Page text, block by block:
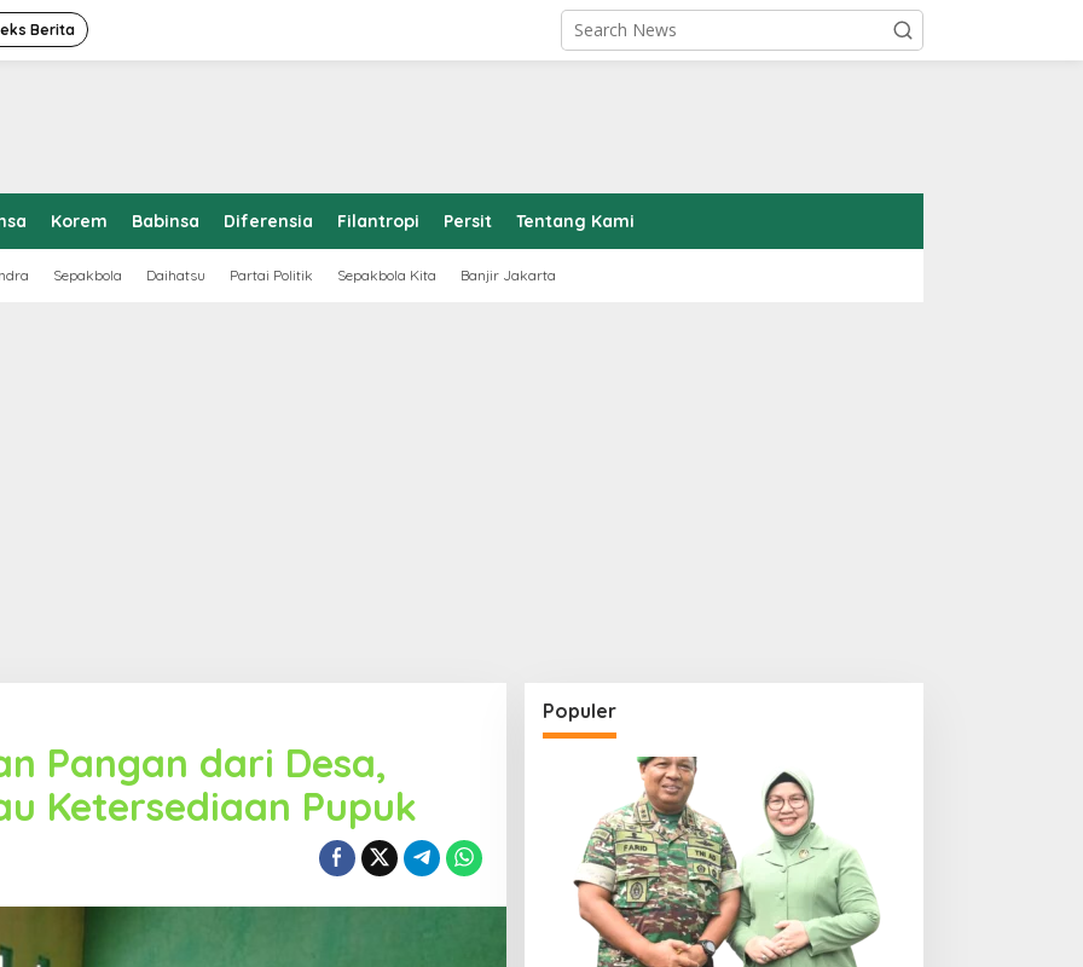
Berita
Korem Babinsa Diferensia Filantropi Persit Tentang Kami
Sepakbola Daihatsu Partai Politik Sepakbola Kita Banjir Jakarta
Pangan dari Desa,
Ketersediaan Pupuk
Populer